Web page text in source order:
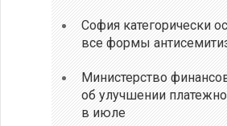
София категорически
все формы
Министерство
об улучшении
в июле